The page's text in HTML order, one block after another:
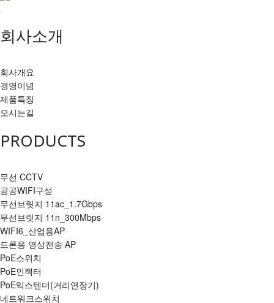
회사소개
회사개요
경영이념
제품특징
오시는길
PRODUCTS
무선 CCTV
공공WIFI구성
무선브릿지 11ac_1.7Gbps
무선브릿지 11n_300Mbps
WIFI6_산업용AP
드론용 영상전송 AP
PoE스위치
PoE인젝터
PoE익스텐더(거리연장기)
네트워크스위치